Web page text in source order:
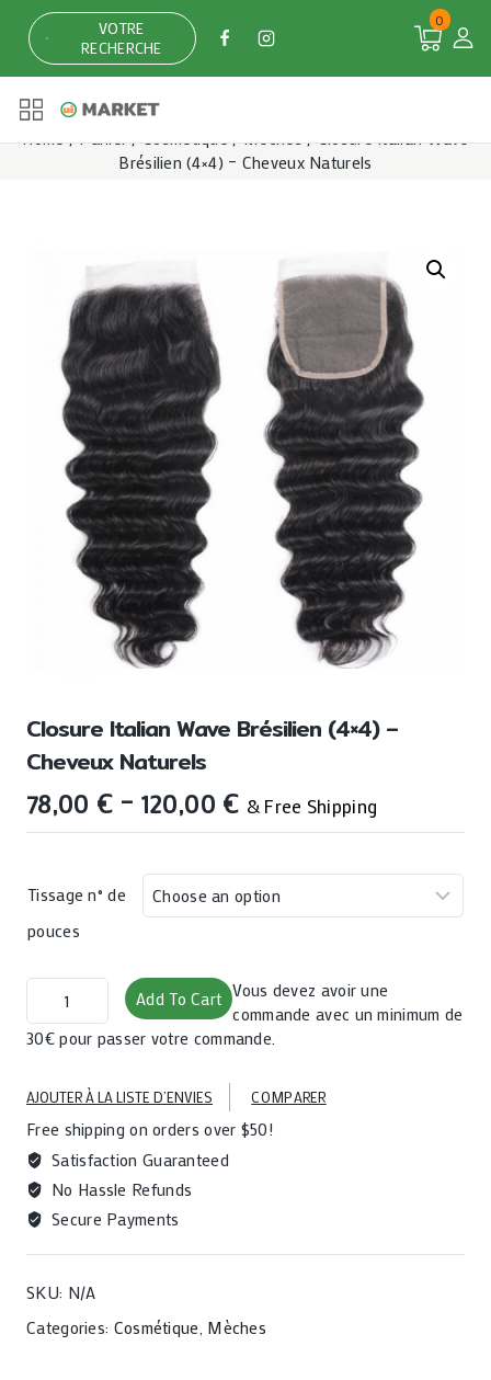
content
VOTRE
RECHERCHE
0
Home / Panier / Cosmétique / Mèches / Closure Italian Wave
Brésilien (4×4) – Cheveux Naturels
Closure Italian Wave Brésilien (4×4) –
Cheveux Naturels
78,00 € –120,00 € & Free Shipping
Tissage n° de
pouces
Italian
Wave
-
Cheveux
Naturels
quantity
Add To Cart Vous devez avoir une
commande avec un minimum de
30€ pour passer votre commande.
AJOUTER À LA LISTE D’ENVIES COMPARER
Free shipping on orders over $50!
Satisfaction Guaranteed
No Hassle Refunds
Secure Payments
SKU: N/A
Categories: Cosmétique, Mèches